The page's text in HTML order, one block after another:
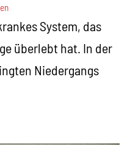
System, das
überlebt hat. In der
Niedergangs